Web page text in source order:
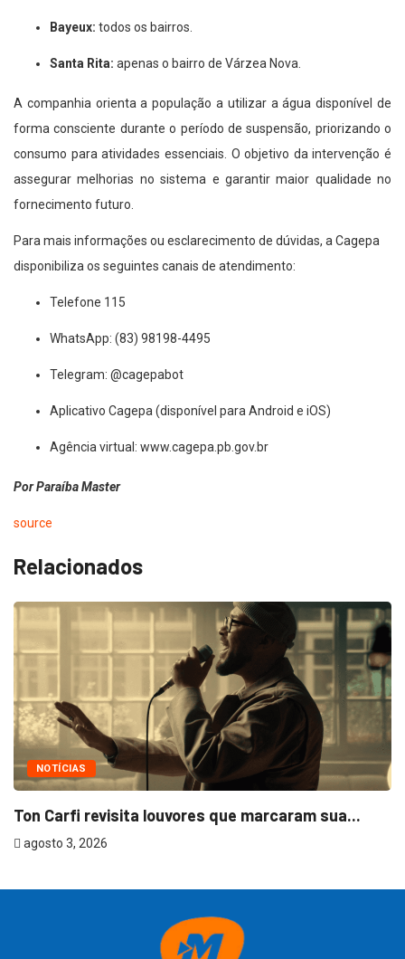
Bayeux: todos os bairros.
Santa Rita: apenas o bairro de Várzea Nova.
A companhia orienta a população a utilizar a água disponível de
forma consciente durante o período de suspensão, priorizando o
consumo para atividades essenciais. O objetivo da intervenção é
assegurar melhorias no sistema e garantir maior qualidade no
fornecimento futuro.
Para mais informações ou esclarecimento de dúvidas, a Cagepa
disponibiliza os seguintes canais de atendimento:
Telefone 115
WhatsApp: (83) 98198-4495
Telegram: @cagepabot
Aplicativo Cagepa (disponível para Android e iOS)
Agência virtual: www.cagepa.pb.gov.br
Por Paraíba Master
source
Relacionados
NOTÍCIAS
Ton Carfi revisita louvores que marcaram sua...
agosto 3, 2026